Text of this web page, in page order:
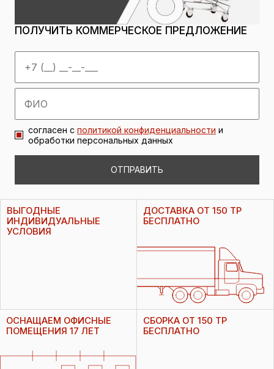
ПОЛУЧИТЬ КОММЕРЧЕСКОЕ ПРЕДЛОЖЕНИЕ
согласен с политикой конфиденциальности и
обработки персональных данных
ОТПРАВИТЬ
ВЫГОДНЫЕ
ИНДИВИДУАЛЬНЫЕ
УСЛОВИЯ
ДОСТАВКА ОТ 150 ТР
БЕСПЛАТНО
СБОРКА ОТ 150 ТР
БЕСПЛАТНО
ОСНАЩАЕМ ОФИСНЫЕ
ПОМЕЩЕНИЯ 17 ЛЕТ